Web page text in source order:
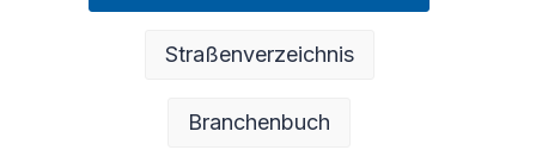
Straßenverzeichnis
Branchenbuch